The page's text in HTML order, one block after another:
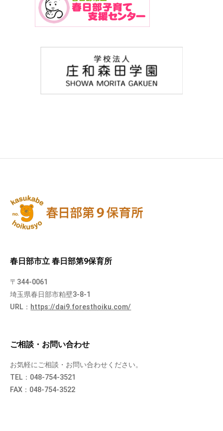
春日部市立 春日部第9保育所
〒344-0061
埼玉県春日部市粕壁3-8-1
URL： https://dai9.foresthoiku.com/
ご相談・お問い合わせ
お気軽にご相談・お問い合わせください。
TEL：048-754-3521
FAX：048-754-3522